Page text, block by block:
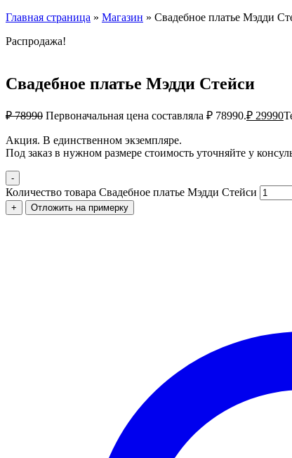
Главная страница » Магазин » Свадебное платье Мэдди
Распродажа!
Свадебное платье Мэдди Стейси
₽78990 Первоначальная цена составляла ₽ 78990.₽ 29990
Акция. В единственном экземпляре.
Под заказ в нужном размере стоимость уточняйте у
-
Количество товара Свадебное платье Мэдди Стейси
+ Отложить на примерку